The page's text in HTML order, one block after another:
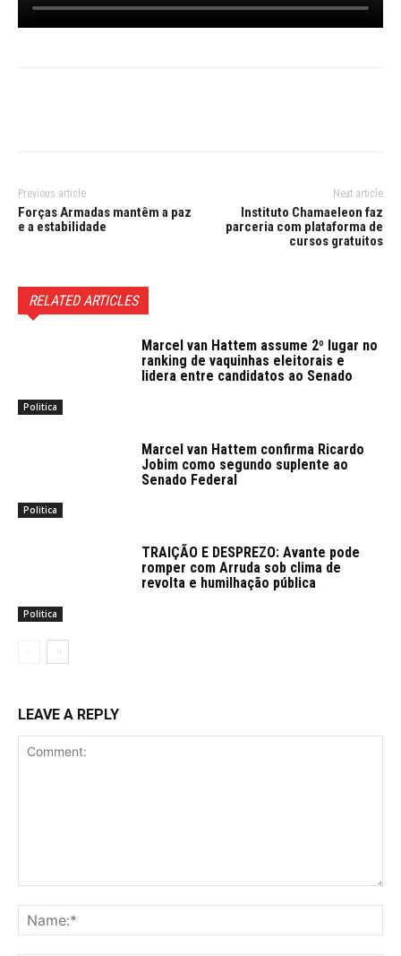
Previous article
Forças Armadas mantêm a paz
e a estabilidade
Next article
Instituto Chamaeleon faz
parceria com plataforma de
cursos gratuitos
RELATED ARTICLES
Politica
Marcel van Hattem assume 2º lugar no
ranking de vaquinhas eleitorais e
lidera entre candidatos ao Senado
Politica
Marcel van Hattem confirma Ricardo
Jobim como segundo suplente ao
Senado Federal
Politica
TRAIÇÃO E DESPREZO: Avante pode
romper com Arruda sob clima de
revolta e humilhação pública
LEAVE A REPLY